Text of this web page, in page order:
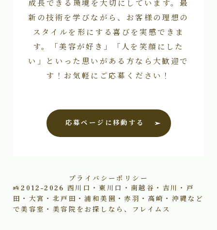
成長できる環境を大切にしています。最
新の技術を学びながら、お客様の理想の
スタイルを形にする喜びを実感できま
す。「美容が好き」「人を笑顔にした
い」といった思いがある方なら大歓迎で
す！お気軽にご応募ください！
応募ページに移動する
プライバシーポリシー
2012–2026 西川口・東川口・南越谷・吉川・戸
田・大宮・北戸田・浦和美園・赤羽・高崎・沖縄など
で美容室・美容院をお探しなら、フレイムス